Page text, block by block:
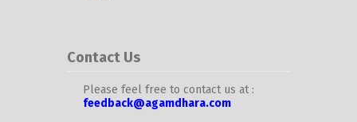
Contact Us
Please feel free to contact us at :
feedback@agamdhara.com